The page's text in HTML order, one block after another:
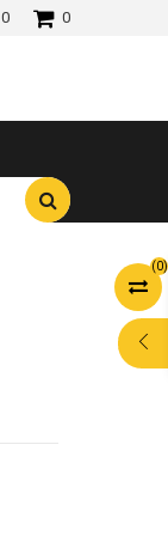
0
0
(0)